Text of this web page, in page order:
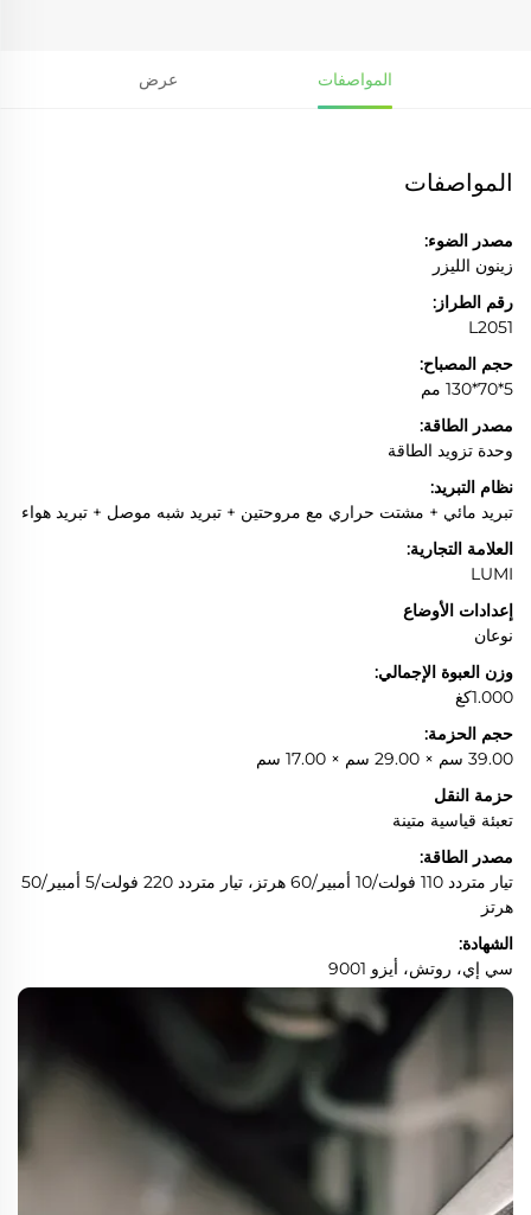
المواصفات عرض
المواصفات
مصدر الضوء:
زينون الليزر
رقم الطراز:
L2051
حجم المصباح:
5*70*130 مم
مصدر الطاقة:
وحدة تزويد الطاقة
نظام التبريد:
تبريد مائي + مشتت حراري مع مروحتين + تبريد شبه موصل + تبريد هواء
العلامة التجارية:
LUMI
إعدادات الأوضاع
نوعان
وزن العبوة الإجمالي:
1.000كغ
حجم الحزمة:
39.00 سم × 29.00 سم × 17.00 سم
حزمة النقل
تعبئة قياسية متينة
مصدر الطاقة:
تيار متردد 110 فولت/10 أمبير/60 هرتز، تيار متردد 220 فولت/5 أمبير/50
هرتز
الشهادة:
سي إي، روتش، أيزو 9001